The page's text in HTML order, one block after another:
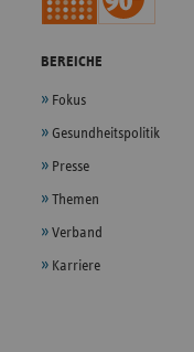
BEREICHE
Fokus
Gesundheitspolitik
Presse
Themen
Verband
Karriere